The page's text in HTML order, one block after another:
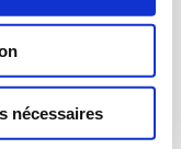
nécessaires